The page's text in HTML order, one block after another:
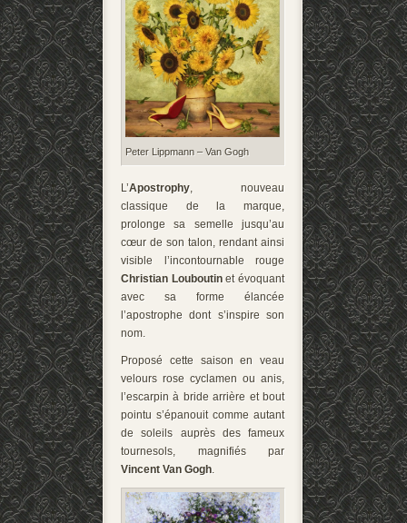
Peter Lippmann – Van Gogh
L’Apostrophy, nouveau
classique de la marque,
prolonge sa semelle jusqu’au
cœur de son talon, rendant ainsi
visible l’incontournable rouge
Christian Louboutinet évoquant
avec sa forme élancée
l’apostrophe dont s’inspire son
nom.
Proposé cette saison en veau
velours rose cyclamen ou anis,
l’escarpin à bride arrière et bout
pointu s’épanouit comme autant
de soleils auprès des fameux
tournesols, magnifiés par
Vincent Van Gogh.